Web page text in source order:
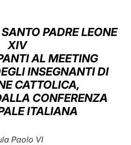
العربيّة
中文
LATINE
PADRE LEONE
XIV
AL MEETING
INSEGNANTI DI
CATTOLICA,
CONFERENZA
ITALIANA
Paolo VI